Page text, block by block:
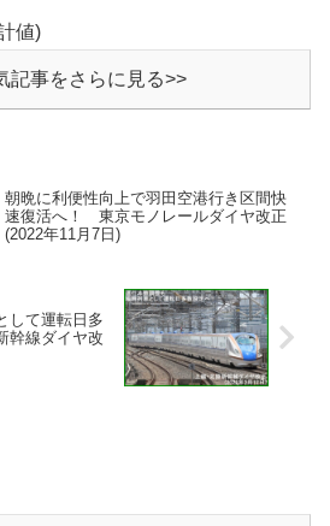
値)
記事をさらに見る>>
朝晩に利便性向上で羽田空港行き区間快
速復活へ！ 東京モノレールダイヤ改正
(2022年11月7日)
して運転日多
幹線ダイヤ改